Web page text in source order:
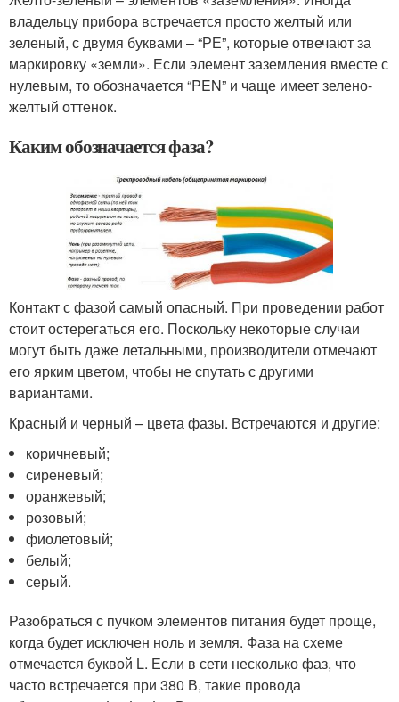
владельцу прибора встречается просто желтый или
зеленый, с двумя буквами – “РЕ”, которые отвечают за
маркировку «земли». Если элемент заземления вместе с
нулевым, то обозначается “PEN” и чаще имеет зелено-
желтый оттенок.
Каким обозначается фаза?
Контакт с фазой самый опасный. При проведении работ
стоит остерегаться его. Поскольку некоторые случаи
могут быть даже летальными, производители отмечают
его ярким цветом, чтобы не спутать с другими
вариантами.
Красный и черный – цвета фазы. Встречаются и другие:
коричневый;
сиреневый;
оранжевый;
розовый;
фиолетовый;
белый;
серый.
Разобраться с пучком элементов питания будет проще,
когда будет исключен ноль и земля. Фаза на схеме
отмечается буквой L. Если в сети несколько фаз, что
часто встречается при 380 В, такие провода